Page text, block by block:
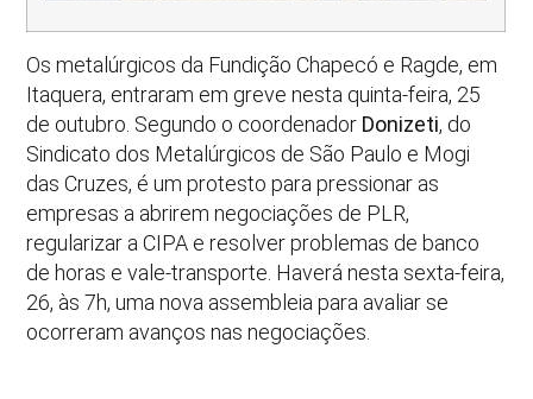
Os metalúrgicos da Fundição Chapecó e Ragde, em
Itaquera, entraram em greve nesta quinta-feira, 25
de outubro. Segundo o coordenador Donizeti, do
Sindicato dos Metalúrgicos de São Paulo e Mogi
das Cruzes, é um protesto para pressionar as
empresas a abrirem negociações de PLR,
regularizar a CIPA e resolver problemas de banco
de horas e vale-transporte. Haverá nesta sexta-feira,
26, às 7h, uma nova assembleia para avaliar se
ocorreram avanços nas negociações.